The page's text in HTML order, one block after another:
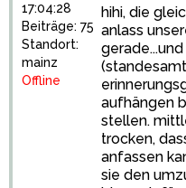
17:04:28
Beiträge: 75
Standort:
mainz
Offline
hihi, die
anlass
aufhängen
stellen.
trocken,
anfassen
sie den